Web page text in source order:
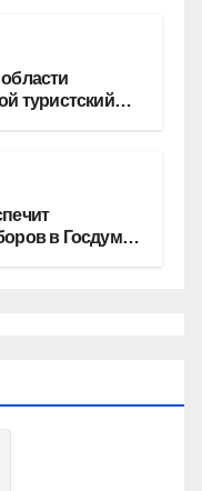
туристский
в Госдуму